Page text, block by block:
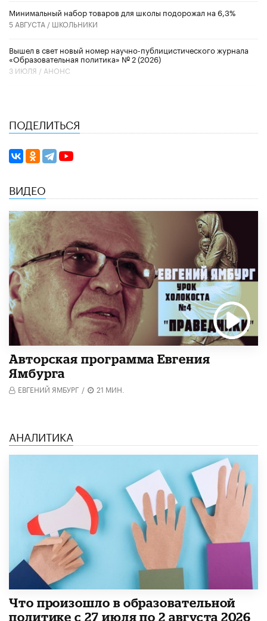
Минимальный набор товаров для школы подорожал на 6,3%
5 АВГУСТА / ШКОЛЬНИКИ
Вышел в свет новый номер научно-публицистического журнала
«Образовательная политика» № 2 (2026)
3 ИЮЛЯ / АНОНС
ПОДЕЛИТЬСЯ
ВИДЕО
Авторская программа Евгения
Ямбурга
ЕВГЕНИЙ ЯМБУРГ / 21 МИН.
АНАЛИТИКА
​Что произошло в образовательной
политике с 27 июля по 2 августа 2026